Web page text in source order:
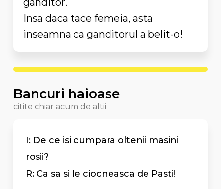
ganditor.
Insa daca tace femeia, asta
inseamna ca ganditorul a belit-o!
Bancuri haioase
citite chiar acum de altii
I: De ce isi cumpara oltenii masini
rosii?
R: Ca sa si le ciocneasca de Pasti!